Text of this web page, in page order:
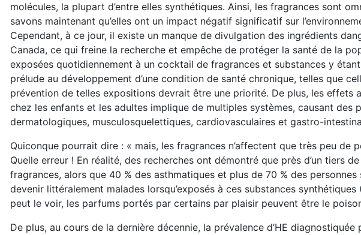
molécules, la plupart d’entre elles synthétiques. Ainsi, les fragrances sont
savons maintenant qu’elles ont un impact négatif significatif sur
Cependant, à ce jour, il existe un manque de divulgation des ingrédients
Canada, ce qui freine la recherche et empêche de protéger la santé de la
exposées quotidiennement à un cocktail de fragrances et substances y
prélude au développement d’une condition de santé chronique, telles que
prévention de telles expositions devrait être une priorité. De plus, les effets
chez les enfants et les adultes implique de multiples systèmes, causant des
dermatologiques, musculosquelettiques, cardiovasculaires et gastro-
Quiconque pourrait dire : « mais, les fragrances n’affectent que très peu de
Quelle erreur ! En réalité, des recherches ont démontré que près d’un tiers
fragrances, alors que 40 % des asthmatiques et plus de 70 % des
devenir littéralement malades lorsqu’exposés à ces substances
peut le voir, les parfums portés par certains par plaisir peuvent être le
De plus, au cours de la dernière décennie, la prévalence d’HE